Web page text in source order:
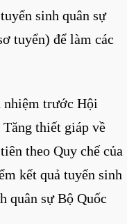
sinh quân sự
tuyển) để làm các
nhiệm trước Hội
thiết giáp về
theo Quy chế của
kết quả tuyển sinh
quân sự Bộ Quốc